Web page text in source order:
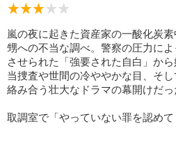
嵐の夜に起きた資産家の一酸化炭
甥への不当な調べ。警察の圧力に
させられた「強要された自白」か
当捜査や世間の冷ややかな目、そ
絡み合う壮大なドラマの幕開けだっ
取調室で「やっていない罪を認めて